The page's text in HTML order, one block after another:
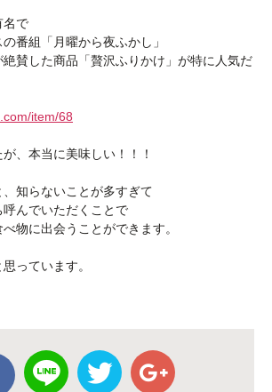
名で
番組「月曜から夜ふかし」
賛した商品「贅沢ふりかけ」が特に人気だ
item/68
、本当に美味しい！！！
知らないことが多すぎて
んでいただくことで
物に出会うことができます。
っています。